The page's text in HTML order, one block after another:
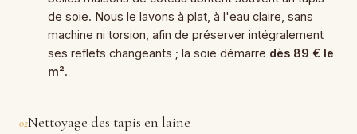
de soie. Nous le lavons à plat, à l'eau claire, sans
machine ni torsion, afin de préserver intégralement
ses reflets changeants ; la soie démarre dès 89 € le
m².
02Nettoyage des tapis en laine